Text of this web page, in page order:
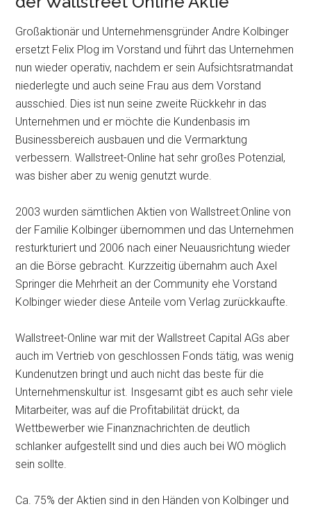
Großaktionär und Unternehmensgründer Andre Kolbinger
ersetzt Felix Plog im Vorstand und führt das Unternehmen
nun wieder operativ, nachdem er sein Aufsichtsratmandat
niederlegte und auch seine Frau aus dem Vorstand
ausschied. Dies ist nun seine zweite Rückkehr in das
Unternehmen und er möchte die Kundenbasis im
Businessbereich ausbauen und die Vermarktung
verbessern. Wallstreet-Online hat sehr großes Potenzial,
was bisher aber zu wenig genutzt wurde.
2003 wurden sämtlichen Aktien von Wallstreet:Online von
der Familie Kolbinger übernommen und das Unternehmen
resturkturiert und 2006 nach einer Neuausrichtung wieder
an die Börse gebracht. Kurzzeitig übernahm auch Axel
Springer die Mehrheit an der Community ehe Vorstand
Kolbinger wieder diese Anteile vom Verlag zurückkaufte.
Wallstreet-Online war mit der Wallstreet Capital AGs aber
auch im Vertrieb von geschlossen Fonds tätig, was wenig
Kundenutzen bringt und auch nicht das beste für die
Unternehmenskultur ist. Insgesamt gibt es auch sehr viele
Mitarbeiter, was auf die Profitabilität drückt, da
Wettbewerber wie Finanznachrichten.de deutlich
schlanker aufgestellt sind und dies auch bei WO möglich
sein sollte.
Ca. 75% der Aktien sind in den Händen von Kolbinger und